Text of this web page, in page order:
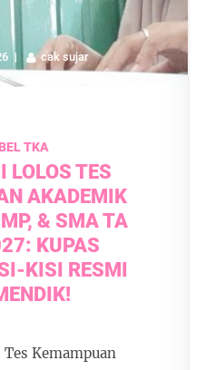
cak sujar
TKA
LOLOS TES
AKADEMIK
& SMA TA
KUPAS
KISI RESMI
Kemampuan